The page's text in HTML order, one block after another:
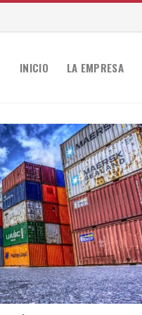
INICIO LA EMPRESA